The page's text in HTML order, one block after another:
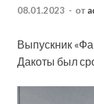
08.01.2023 - от
Выпускник
Дакоты был